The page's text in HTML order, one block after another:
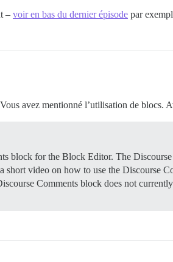
– voir en bas du dernier épisode par
avez mentionné l’utilisation de blocs.
block for the Block Editor. The
short video on how to use the Discourse
Comments block does not